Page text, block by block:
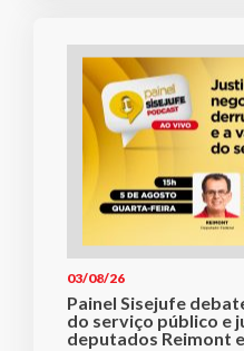
03/08/26
Painel Sisejufe
do serviço público e
deputados Reimont